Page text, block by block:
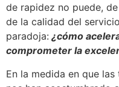
de rapidez no puede,
de la calidad del
paradoja: ¿cómo
comprometer la
En la medida en que